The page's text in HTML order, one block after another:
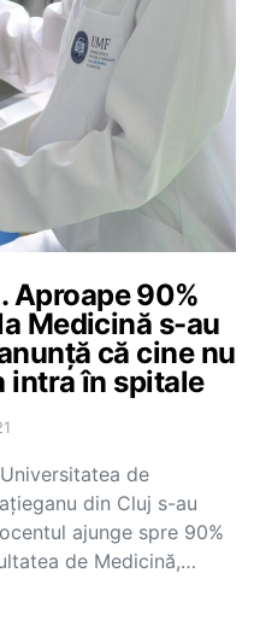
Aproape 90%
Medicină s-au
că cine nu
intra în spitale
de
din Cluj s-au
ajunge spre 90%
de Medicină,…